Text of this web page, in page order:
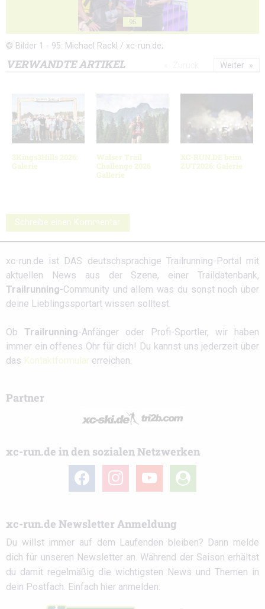
95
© Bilder 1 - 95: Michael Rackl / xc-run.de;
VERWANDTE ARTIKEL
3Kings3Hills 2026:
Galerie
Walser Trail
Challenge 2026
Gallerie
XC-RUN.DE beim
ZUT2026: Galerie
Weiter
Schreibe einen Kommentar
xc-run.de ist DAS deutschsprachige Trailrunning-Portal mit
aktuellen News aus der Szene, einer Traildatenbank,
Trailrunning-Community und allem was du sonst noch über
deine Lieblingssportart wissen solltest.
Ob Trailrunning-Anfänger oder Profi-Sportler, wir haben
immer ein offenes Ohr für dich! Du kannst uns jederzeit über
das Kontaktformular erreichen.
Partner
xc-run.de in den sozialen Netzwerken
facebook instagramyoutube
user-
circle
xc-run.de Newsletter Anmeldung
Du willst immer auf dem Laufenden bleiben? Dann melde
dich für unseren Newsletter an. Während der Saison erhältst
du damit regelmäßig die wichtigsten News und Themen in
dein Postfach. Einfach hier anmelden: